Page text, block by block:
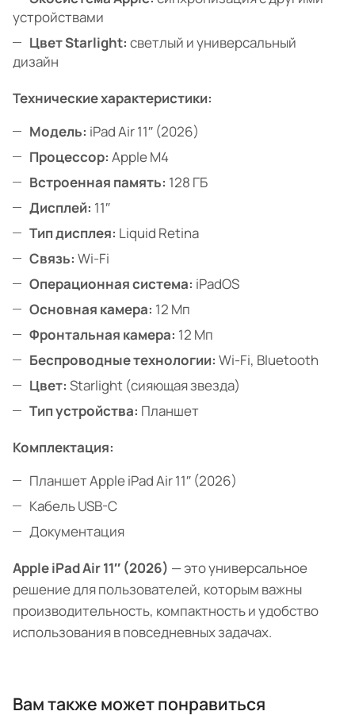
устройствами
Цвет Starlight: светлый и универсальный
дизайн
Технические характеристики:
Модель: iPad Air 11″ (2026)
Процессор: Apple M4
Встроенная память: 128 ГБ
Дисплей: 11″
Тип дисплея: Liquid Retina
Связь: Wi-Fi
Операционная система: iPadOS
Основная камера: 12 Мп
Фронтальная камера: 12 Мп
Беспроводные технологии: Wi-Fi, Bluetooth
Цвет: Starlight (сияющая звезда)
Тип устройства: Планшет
Комплектация:
Планшет Apple iPad Air 11″ (2026)
Кабель USB-C
Документация
Apple iPad Air 11″ (2026) — это универсальное
решение для пользователей, которым важны
производительность, компактность и удобство
использования в повседневных задачах.
Вам также может понравиться